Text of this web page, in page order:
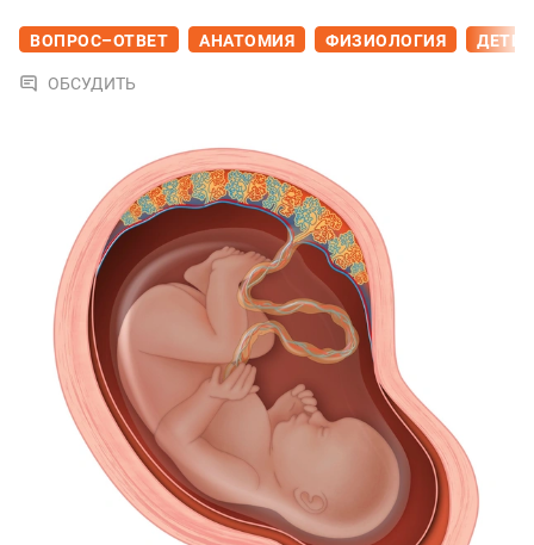
ВОПРОС–ОТВЕТ АНАТОМИЯ ФИЗИОЛОГИЯ ДЕТИ
ОБСУДИТЬ